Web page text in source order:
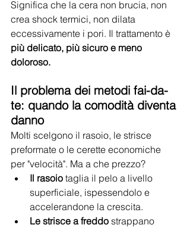
Significa che la cera non brucia, non
crea shock termici, non dilata
eccessivamente i pori. Il trattamento è
più delicato, più sicuro e meno
doloroso.
Il problema dei metodi fai-da-
te: quando la comodità diventa
danno
Molti scelgono il rasoio, le strisce
preformate o le cerette economiche
per "velocità". Ma a che prezzo?
Il rasoio taglia il pelo a livello
superficiale, ispessendolo e
accelerandone la crescita.
Le strisce a freddo strappano